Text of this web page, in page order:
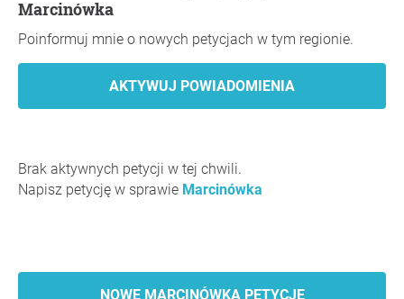
Marcinówka
Poinformuj mnie o nowych petycjach w tym regionie.
Brak aktywnych petycji w tej chwili.
Napisz petycję w sprawie Marcinówka
NOWE MARCINÓWKA PETYCJE